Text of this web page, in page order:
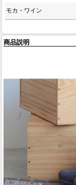
モカ・ワイン
商品説明